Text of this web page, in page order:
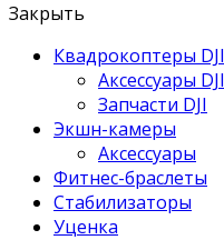
Закрыть
Квадрокоптеры DJI
Аксессуары DJI
Запчасти DJI
Экшн-камеры
Аксессуары
Фитнес-браслеты
Стабилизаторы
Уценка